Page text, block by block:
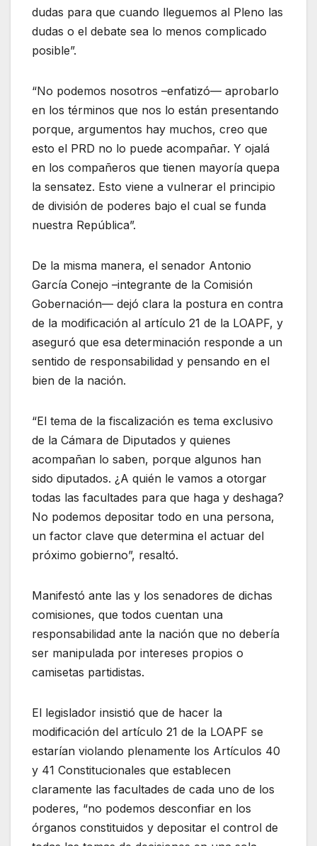
dudas para que cuando lleguemos al Pleno las
dudas o el debate sea lo menos complicado
posible”.
“No podemos nosotros –enfatizó— aprobarlo
en los términos que nos lo están presentando
porque, argumentos hay muchos, creo que
esto el PRD no lo puede acompañar. Y ojalá
en los compañeros que tienen mayoría quepa
la sensatez. Esto viene a vulnerar el principio
de división de poderes bajo el cual se funda
nuestra República”.
De la misma manera, el senador Antonio
García Conejo –integrante de la Comisión
Gobernación— dejó clara la postura en contra
de la modificación al artículo 21 de la LOAPF, y
aseguró que esa determinación responde a un
sentido de responsabilidad y pensando en el
bien de la nación.
“El tema de la fiscalización es tema exclusivo
de la Cámara de Diputados y quienes
acompañan lo saben, porque algunos han
sido diputados. ¿A quién le vamos a otorgar
todas las facultades para que haga y deshaga?
No podemos depositar todo en una persona,
un factor clave que determina el actuar del
próximo gobierno”, resaltó.
Manifestó ante las y los senadores de dichas
comisiones, que todos cuentan una
responsabilidad ante la nación que no debería
ser manipulada por intereses propios o
camisetas partidistas.
El legislador insistió que de hacer la
modificación del artículo 21 de la LOAPF se
estarían violando plenamente los Artículos 40
y 41 Constitucionales que establecen
claramente las facultades de cada uno de los
poderes, “no podemos desconfiar en los
órganos constituidos y depositar el control de